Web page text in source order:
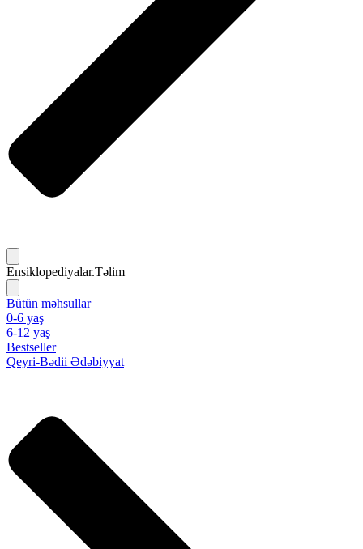
Ensiklopediyalar.Təlim
Bütün məhsullar
0-6 yaş
6-12 yaş
Bestseller
Qeyri-Bədii Ədəbiyyat